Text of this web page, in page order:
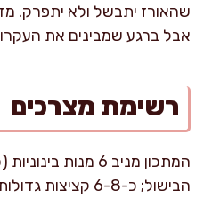
שהאורז יתבשל ולא יתפרק.
אבל ברגע שמבינים את
רשימת מצרכים
הבישול; כ-6-8 קציצות גדולות בסך הכל).